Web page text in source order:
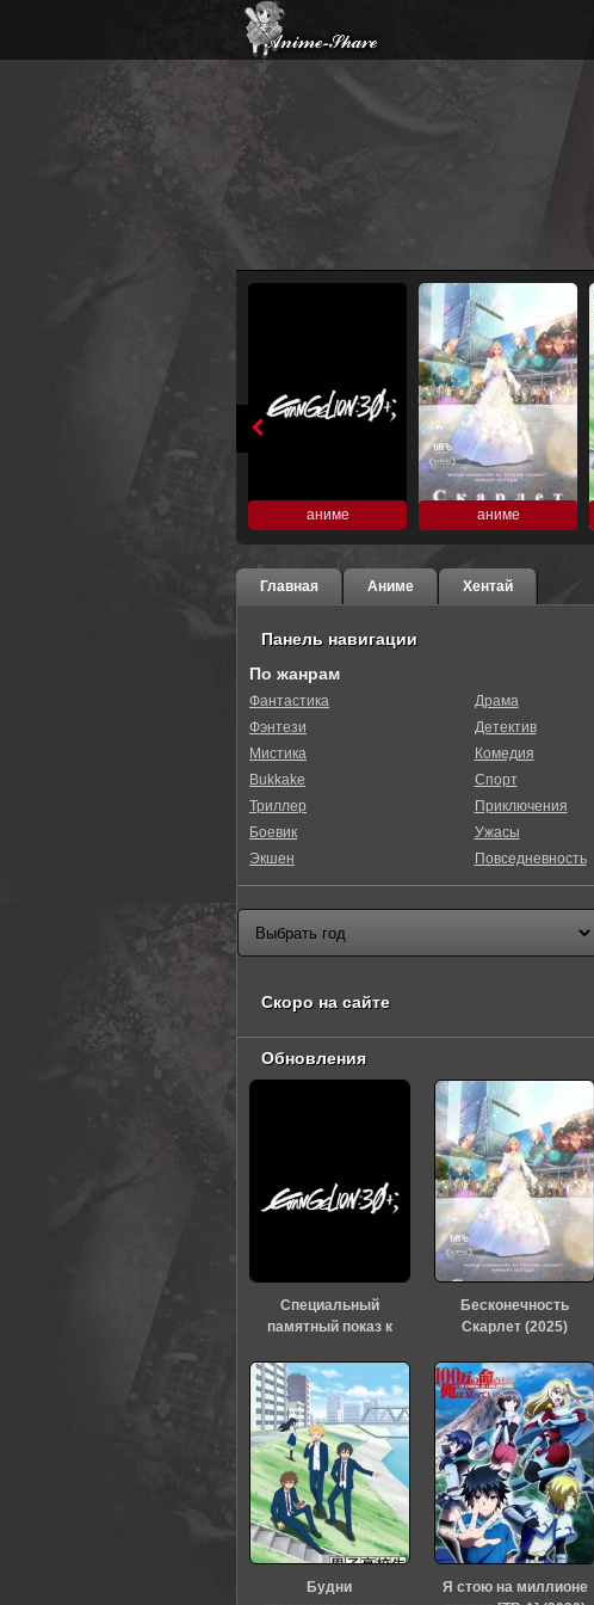
аниме аниме
Главная Аниме Хентай
Панель навигации
По жанрам
Фантастика
Фэнтези
Мистика
Bukkake
Триллер
Боевик
Экшен
Драма
Детектив
Комедия
Спорт
Приключения
Ужасы
Повседневность
Скоро на сайте
Обновления
Специальный
памятный показ к
«Евангелиона» (2026)
Бесконечность
Скарлет (2025)
Будни
Я стою на миллионе